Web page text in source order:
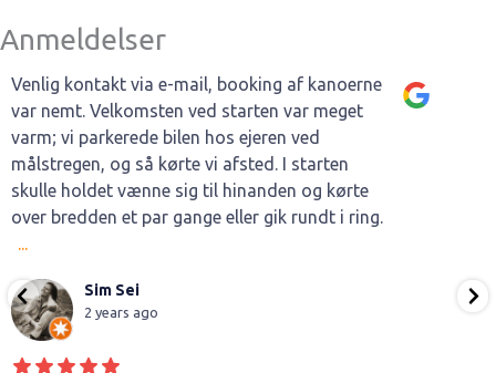
Anmeldelser
Venlig kontakt via e-mail, booking af kanoerne
var nemt. Velkomsten ved starten var meget
varm; vi parkerede bilen hos ejeren ved
målstregen, og så kørte vi afsted. I starten
skulle holdet vænne sig til hinanden og kørte
over bredden et par gange eller gik rundt i ring.
...
Sim Sei
2 years ago